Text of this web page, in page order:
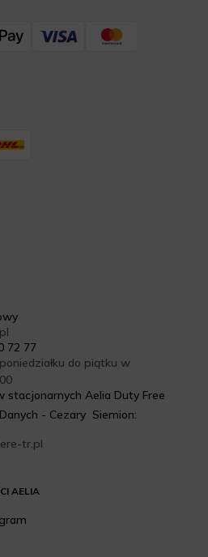
AELIA
72 77
do piątku w
stacjonarnych Aelia Duty Free
- Cezary Siemion:
tr.pl